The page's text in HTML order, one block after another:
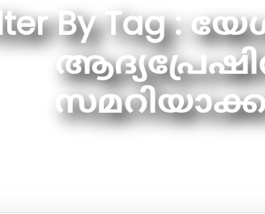
By Tag :